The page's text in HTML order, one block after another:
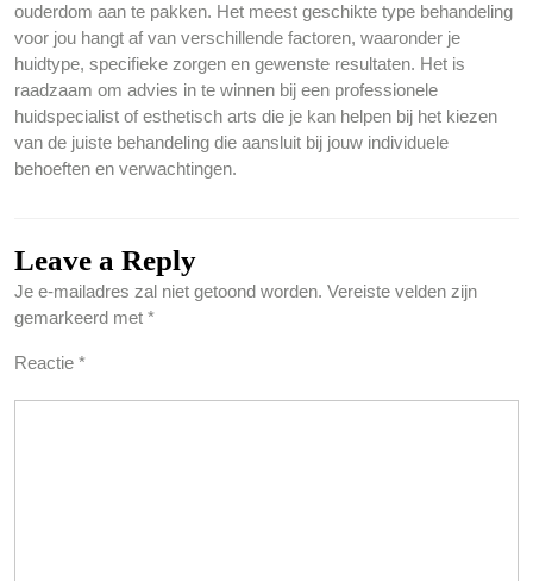
ouderdom aan te pakken. Het meest geschikte type behandeling
voor jou hangt af van verschillende factoren, waaronder je
huidtype, specifieke zorgen en gewenste resultaten. Het is
raadzaam om advies in te winnen bij een professionele
huidspecialist of esthetisch arts die je kan helpen bij het kiezen
van de juiste behandeling die aansluit bij jouw individuele
behoeften en verwachtingen.
Leave a Reply
Je e-mailadres zal niet getoond worden. Vereiste velden zijn
gemarkeerd met *
Reactie *